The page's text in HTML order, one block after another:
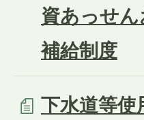
資あっせ
補給制度
下水道等使